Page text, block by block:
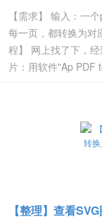
【需求】 输入：一
每一页，都转换为对
程】 网上找了下，
片：用软件"Ap PDF
【整理】查看